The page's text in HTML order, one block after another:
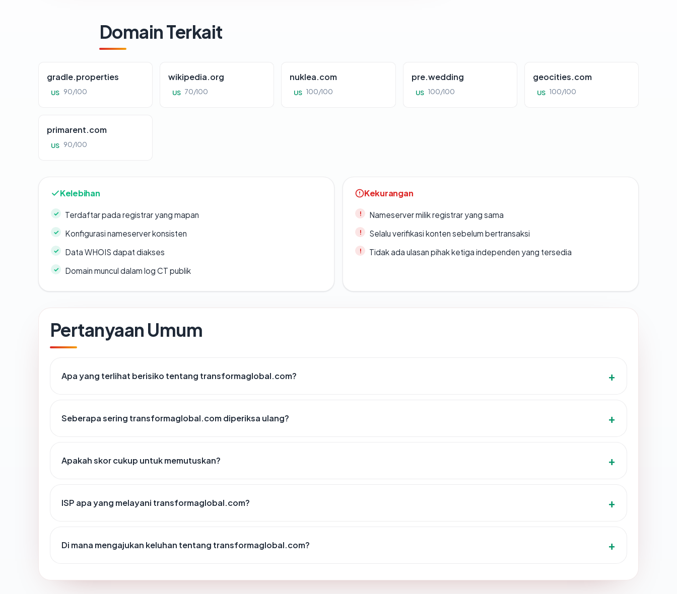
Domain Terkait
gradle.properties
US 90/100
wikipedia.org
US 70/100
nuklea.com
US 100/100
pre.wedding
US 100/100
geocities.com
US 100/100
primarent.com
US 90/100
Kelebihan
Terdaftar pada registrar yang mapan
Konfigurasi nameserver konsisten
Data WHOIS dapat diakses
Domain muncul dalam log CT publik
Kekurangan
Nameserver milik registrar yang sama
Selalu verifikasi konten sebelum bertransaksi
Tidak ada ulasan pihak ketiga independen yang tersedia
Pertanyaan Umum
Apa yang terlihat berisiko tentang transformaglobal.com?
Seberapa sering transformaglobal.com diperiksa ulang?
Apakah skor cukup untuk memutuskan?
ISP apa yang melayani transformaglobal.com?
Di mana mengajukan keluhan tentang transformaglobal.com?